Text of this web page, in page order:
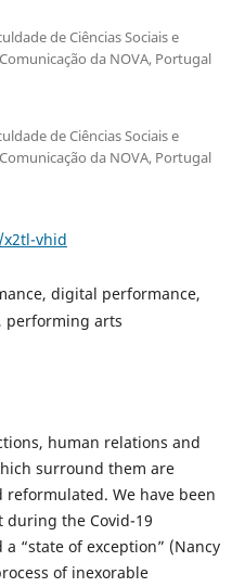
de Ciências Sociais e
da NOVA, Portugal
de Ciências Sociais e
da NOVA, Portugal
vhid
digital performance,
performing arts
human relations and
surround them are
We have been
during the Covid-19
“state of exception” (Nancy
of inexorable